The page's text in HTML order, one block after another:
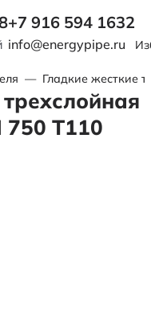
+7 916 594 1632
info@energypipe.ru
— Гладкие жесткие
750 Т110